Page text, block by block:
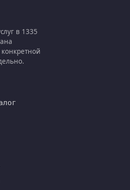
в 1335